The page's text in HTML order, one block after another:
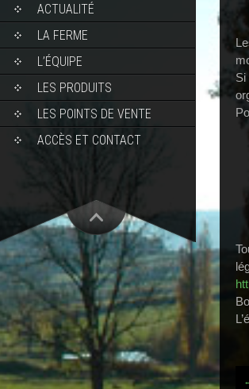
ACTUALITÉ
LA FERME
L’ÉQUIPE
LES PRODUITS
LES POINTS DE VENTE
ACCÈS ET CONTACT
Si